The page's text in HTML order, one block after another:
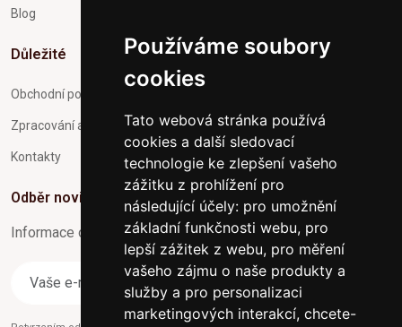
Používáme soubory
cookies
Tato webová stránka používá
cookies a další sledovací
technologie ke zlepšení vašeho
zážitku z prohlížení pro
následující účely: pro umožnění
základní funkčnosti webu, pro
lepší zážitek z webu, pro měření
vašeho zájmu o naše produkty a
služby a pro personalizaci
marketingových interakcí, chcete-
Blog
Důležité
Obchodní podmínky
Zpracování a ochrana osobních údajů
Kontakty
Odběr novinek
Informace o Novinkách a užitečné rady max. 1x za týden
Odebírat